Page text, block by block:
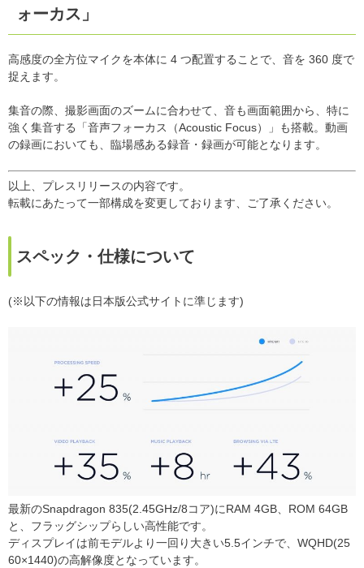
ォーカス」
高感度の全方位マイクを本体に 4 つ配置することで、音を 360 度で
捉えます。
集音の際、撮影画面のズームに合わせて、音も画面範囲から、特に
強く集音する「音声フォーカス（Acoustic Focus）」も搭載。動画
の録画においても、臨場感ある録音・録画が可能となります。
以上、プレスリリースの内容です。
転載にあたって一部構成を変更しております、ご了承ください。
スペック・仕様について
(※以下の情報は日本版公式サイトに準じます)
最新のSnapdragon 835(2.45GHz/8コア)にRAM 4GB、ROM 64GB
と、フラッグシップらしい高性能です。
ディスプレイは前モデルより一回り大きい5.5インチで、WQHD(25
60×1440)の高解像度となっています。